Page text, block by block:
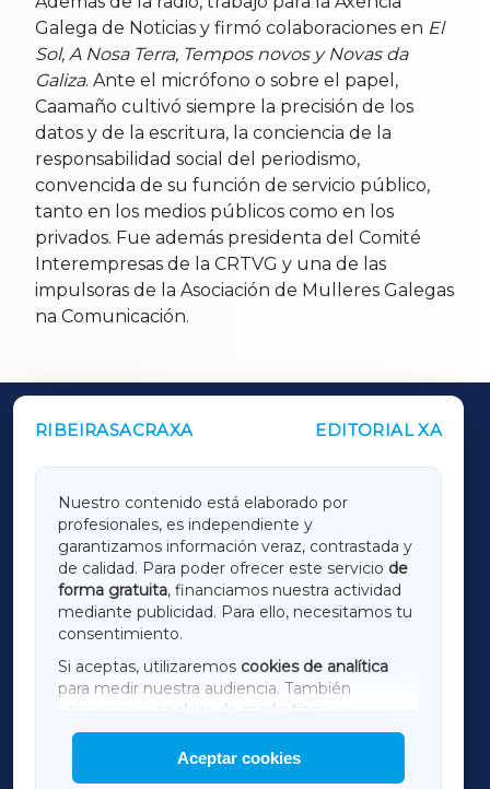
Galega de Noticias y firmó colaboraciones en El
Sol, A Nosa Terra, Tempos novos y Novas da
Galiza. Ante el micrófono o sobre el papel,
Caamaño cultivó siempre la precisión de los
datos y de la escritura, la conciencia de la
responsabilidad social del periodismo,
convencida de su función de servicio público,
tanto en los medios públicos como en los
privados. Fue además presidenta del Comité
Interempresas de la CRTVG y una de las
impulsoras de la Asociación de Mulleres Galegas
na Comunicación.
RIBEIRASACRAXA EDITORIAL XA
Nuestro contenido está elaborado por
profesionales, es independiente y
garantizamos información veraz, contrastada y
de calidad. Para poder ofrecer este servicio de
forma gratuita, financiamos nuestra actividad
mediante publicidad. Para ello, necesitamos tu
consentimiento.
Si aceptas, utilizaremos cookies de analítica
para medir nuestra audiencia. También
utilizaremos
cookies de marketing
mostrar publicidad de terceros.
Asimismo, puedes personalizar la elección de
Aceptar cookies
OUTROS PERIÓDICOS
LUGOXA
TERRACHAXA
AMARIÑAXA
RIBEIRASACRAXA